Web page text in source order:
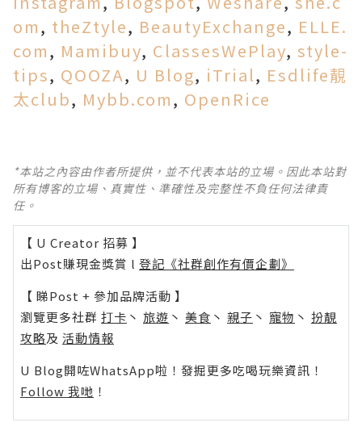
om, theZtyle, BeautyExchange, ELLE.
com, Mamibuy, ClassesWePlay, style-
tips, QOOZA, U Blog, iTrial, Esdlife靚
太club, Mybb.com, OpenRice
*本站之內容由作者所提供，並不代表本站的立場。因此本站對
所有博客的立場、真實性、準確性及完整性不負任何法律責
任。
【 U Creator 招募 】
出Post賺現金獎賞 l 登記《社群創作有價企劃》
【 睇Post + 參加品牌活動 】
瀏覽更多社群 打卡 丶 旅遊 丶 美食 丶 親子 丶 寵物 丶 扮靚
攻略及 活動情報
U Blog開咗WhatsApp啦！發掘更多吃喝玩樂資訊！
Follow 我哋 ！